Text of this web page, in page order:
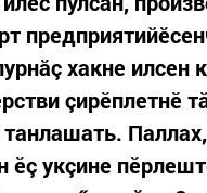
хакне илсен
çирӗплетнӗ
ӗç укçине